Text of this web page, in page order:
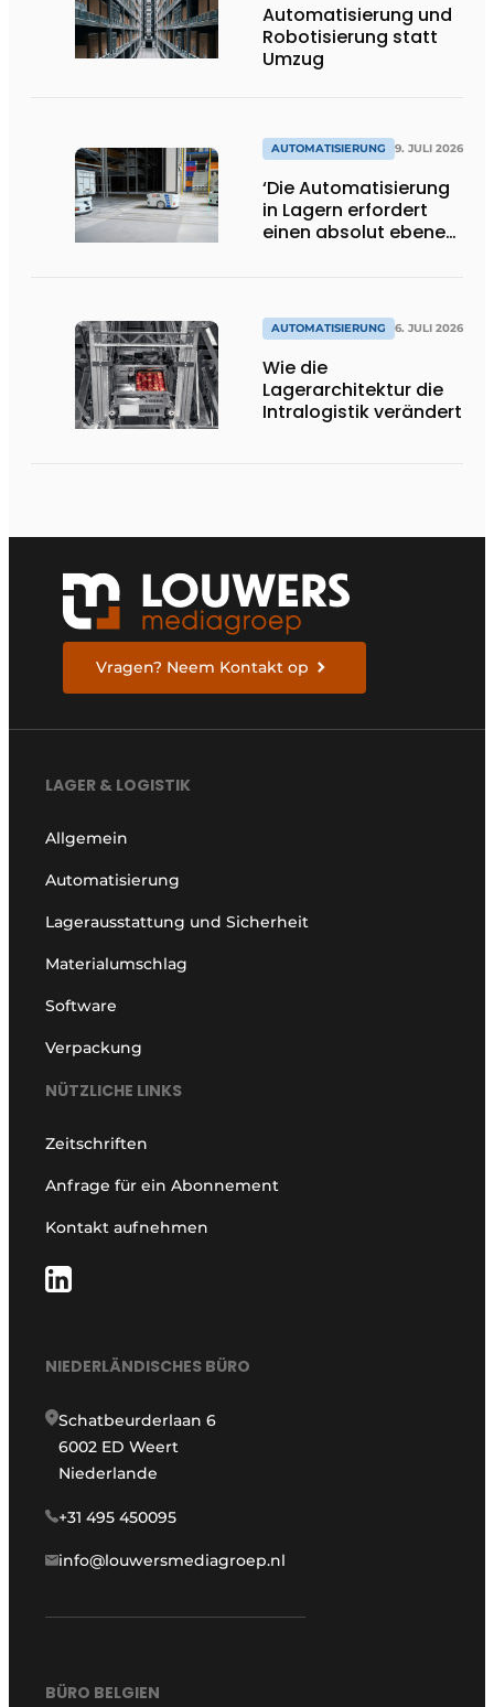
Automatisierung und
Robotisierung statt
Umzug
AUTOMATISIERUNG 9. JULI 2026
‘Die Automatisierung
in Lagern erfordert
einen absolut ebenen
AUTOMATISIERUNG 6. JULI 2026
Wie die
Lagerarchitektur die
Intralogistik verändert
Vragen? Neem Kontakt op
LAGER & LOGISTIK
Allgemein
Automatisierung
Lagerausstattung und Sicherheit
Materialumschlag
Software
Verpackung
NÜTZLICHE LINKS
Zeitschriften
Anfrage für ein Abonnement
Kontakt aufnehmen
NIEDERLÄNDISCHES BÜRO
Schatbeurderlaan 6
6002 ED Weert
Niederlande
+31 495 450095
info@louwersmediagroep.nl
BÜRO BELGIEN